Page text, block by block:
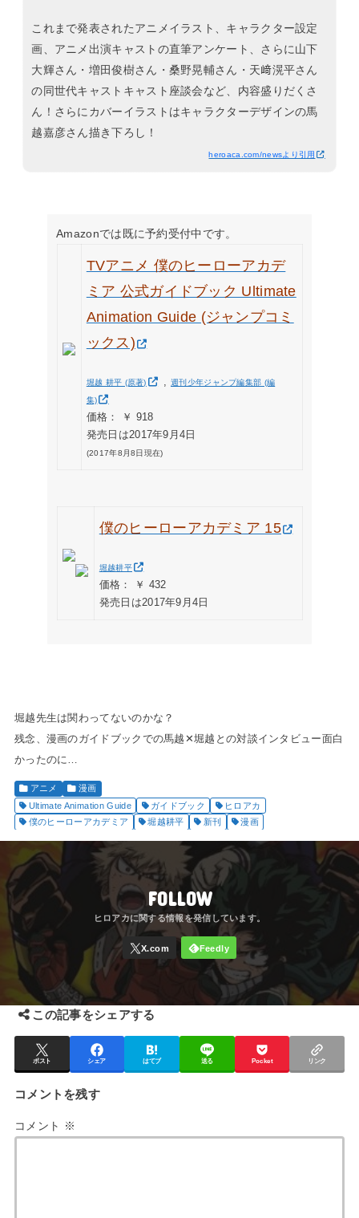
これまで発表されたアニメイラスト、キャラクター設定
画、アニメ出演キャストの直筆アンケート、さらに山下
大輝さん・増田俊樹さん・桑野晃輔さん・天﨑滉平さん
の同世代キャストキャスト座談会など、内容盛りだくさ
ん！さらにカバーイラストはキャラクターデザインの馬
越嘉彦さん描き下ろし！
heroaca.com/newsより引用
Amazonでは既に予約受付中です。
TVアニメ 僕のヒーローアカデ
ミア 公式ガイドブック Ultimate
Animation Guide (ジャンプコミ
ックス)
堀越 耕平 (原著) ,週刊少年ジャンプ編集部 (編
集)
価格： ￥ 918
発売日は2017年9月4日
(2017年8月8日現在)
僕のヒーローアカデミア 15
堀越耕平
価格： ￥ 432
発売日は2017年9月4日
堀越先生は関わってないのかな？
残念、漫画のガイドブックでの馬越✕堀越との対談インタビュー面白
かったのに…
アニメ
漫画
Ultimate Animation Guide
ガイドブック
ヒロアカ
僕のヒーローアカデミア
堀越耕平 新刊 漫画
FOLLOW
この記事をシェアする
ポスト シェア はてブ 送る Pocket リンク
コメントを残す
コメント ※